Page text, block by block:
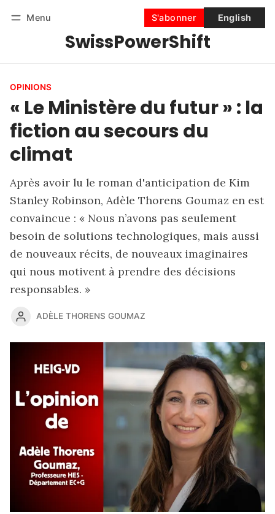
Menu
SwissPowerShift
S'abonner English
Se connecter S'abonner
OPINIONS
« Le Ministère du futur » : la
fiction au secours du
climat
Après avoir lu le roman d'anticipation de Kim
Stanley Robinson, Adèle Thorens Goumaz en est
convaincue : « Nous n’avons pas seulement
besoin de solutions technologiques, mais aussi
de nouveaux récits, de nouveaux imaginaires
qui nous motivent à prendre des décisions
responsables. »
ADÈLE THORENS GOUMAZ